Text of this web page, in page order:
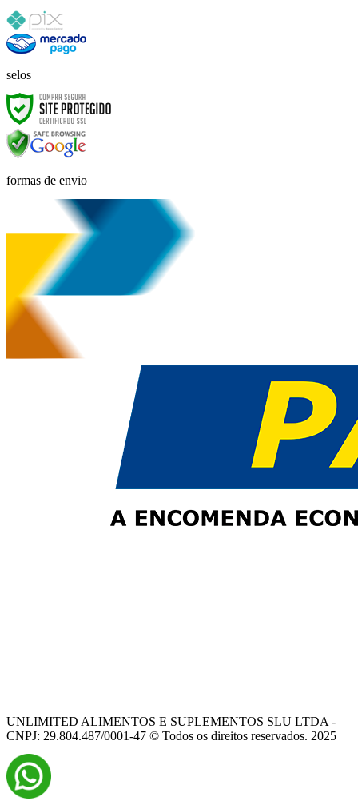
selos
formas de envio
UNLIMITED ALIMENTOS E SUPLEMENTOS SLU LTDA -
CNPJ: 29.804.487/0001-47 © Todos os direitos reservados. 2025